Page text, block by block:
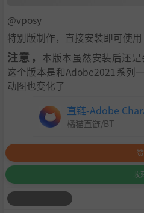
@vposy
特别版制作，直接安装即可使用
注意， 本版本虽然安装后还是
这个版本是和Adobe2021系列
动图也变化了
直链-Adobe
橘猫直链/BT
赞
收